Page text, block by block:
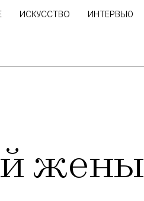
ИСКУССТВО ИНТЕРВЬЮ
жены